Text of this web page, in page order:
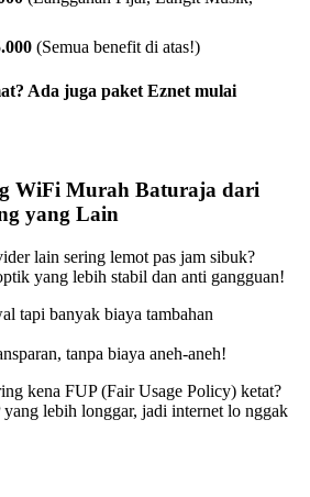
(Semua benefit di atas!)
Ada juga paket Eznet mulai
WiFi Murah Baturaja dari
yang Lain
lain sering lemot pas jam sibuk?
yang lebih stabil dan anti gangguan!
tapi banyak biaya tambahan
tanpa biaya aneh-aneh!
kena FUP (Fair Usage Policy) ketat?
lebih longgar, jadi internet lo nggak